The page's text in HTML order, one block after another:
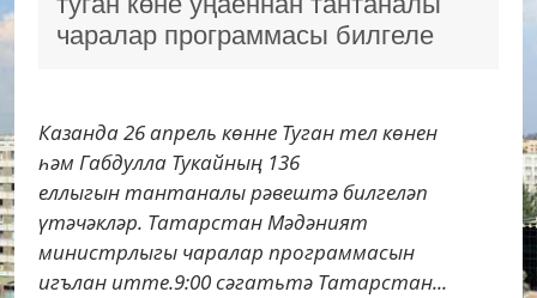
чаралар программасы билгеле
Казанда 26 апрель көнне Туган тел көнен
һәм Габдулла Тукайның 136
еллыгын тантаналы рәвештә билгеләп
үтәчәкләр. Татарстан Мәдәният
министрлыгы чаралар программасын
игълан итте.9:00 сәгатьтә Татарстан...